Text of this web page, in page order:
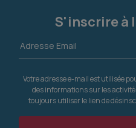
S'inscrire à
Votre adresse e-mail est utilisée
des informations sur les
toujours utiliser le lien de